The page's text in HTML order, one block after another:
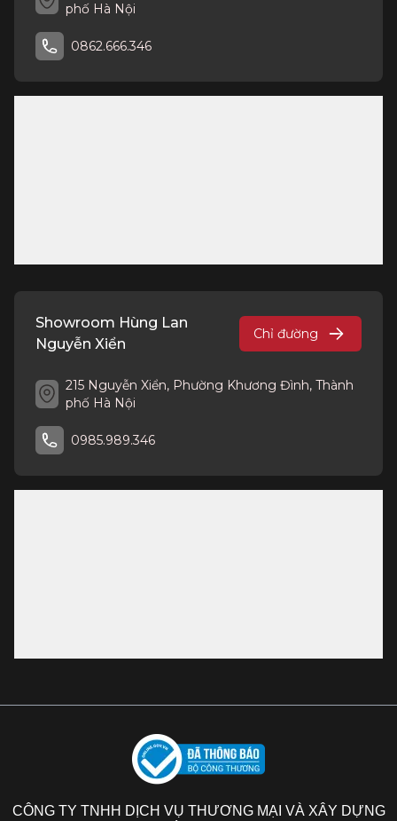
phố Hà Nội
0862.666.346
Showroom Hùng Lan
Nguyễn Xiển
Chỉ đường
215 Nguyễn Xiển, Phường Khương Đình, Thành
phố Hà Nội
0985.989.346
CÔNG TY TNHH DỊCH VỤ THƯƠNG MẠI VÀ XÂY DỰNG